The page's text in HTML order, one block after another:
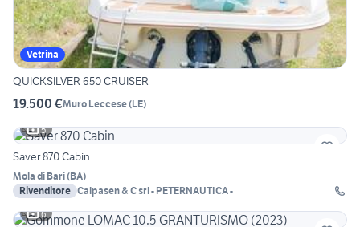
Vetrina
QUICKSILVER 650 CRUISER
19.500 €Muro Leccese(LE)
5
Saver 870 Cabin
Mola di Bari(BA)
Rivenditore Calpasen & C srl - PETERNAUTICA -
6